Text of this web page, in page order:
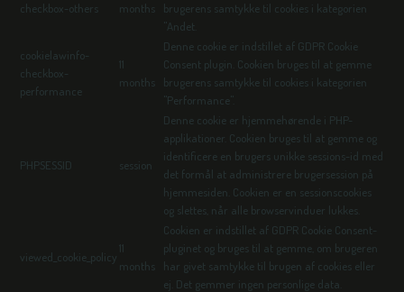
checkbox-others
months
brugerens samtykke til cookies i kategorien
"Andet.
cookielawinfo-
checkbox-
performance
11
months
Denne cookie er indstillet af GDPR Cookie
Consent plugin. Cookien bruges til at gemme
brugerens samtykke til cookies i kategorien
"Performance".
PHPSESSID session
Denne cookie er hjemmehørende i PHP-
applikationer. Cookien bruges til at gemme og
identificere en brugers unikke sessions-id med
det formål at administrere brugersession på
hjemmesiden. Cookien er en sessionscookies
og slettes, når alle browservinduer lukkes.
viewed_cookie_policy
11
months
Cookien er indstillet af GDPR Cookie Consent-
pluginet og bruges til at gemme, om brugeren
har givet samtykke til brugen af cookies eller
ej. Det gemmer ingen personlige data.